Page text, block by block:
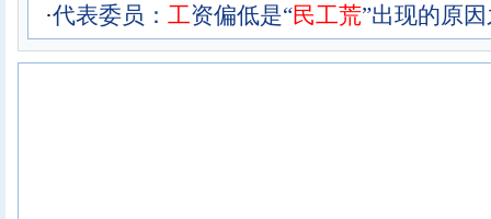
·代表委员： 工资偏低是“民工荒”出现的原